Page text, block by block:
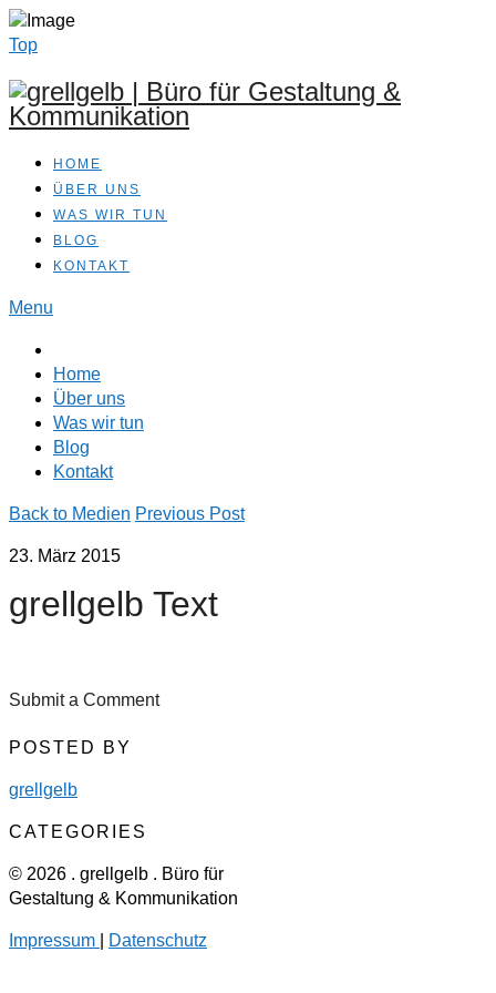
Top
HOME
ÜBER UNS
WAS WIR TUN
BLOG
KONTAKT
Menu
Home
Über uns
Was wir tun
Blog
Kontakt
Back to Medien Previous Post
23. März 2015
grellgelb Text
Submit a Comment
POSTED BY
grellgelb
CATEGORIES
© 2026 . grellgelb . Büro für
Gestaltung & Kommunikation
Impressum Datenschutz